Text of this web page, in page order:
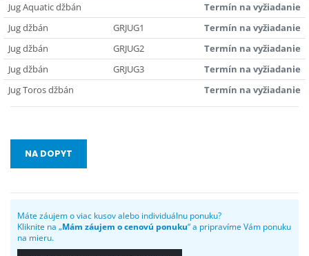
Jug Aquatic džbán
Termín na vyžiadanie
Jug džbán
GRJUG1
Termín na vyžiadanie
Jug džbán
GRJUG2
Termín na vyžiadanie
Jug džbán
GRJUG3
Termín na vyžiadanie
Jug Toros džbán
Termín na vyžiadanie
NA DOPYT
Máte záujem o viac kusov alebo individuálnu ponuku?
Kliknite na „Mám záujem o cenovú ponuku“ a pripravíme Vám ponuku
na mieru.